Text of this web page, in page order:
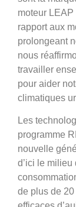
moteur
rapport aux
prolongeant
nous
travailler
pour aider
climatiques
Les
programme
nouvelle
d’ici le
de plus de